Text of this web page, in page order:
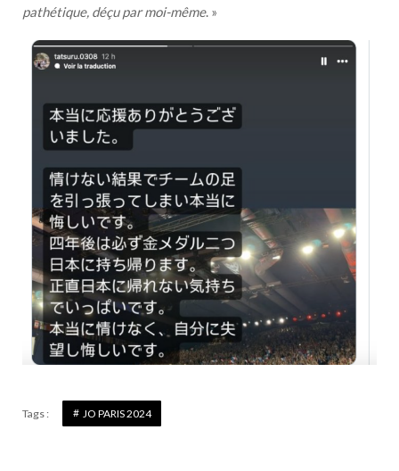
pathétique, déçu par moi-même. »
Tags : JO PARIS 2024